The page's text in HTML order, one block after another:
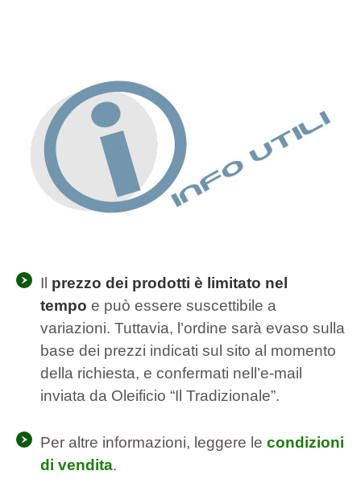
Il prezzo dei prodotti è limitato nel
tempo e può essere suscettibile a
variazioni. Tuttavia, l’ordine sarà evaso sulla
base dei prezzi indicati sul sito al momento
della richiesta, e confermati nell’e-mail
inviata da Oleificio “Il Tradizionale”.
Per altre informazioni, leggere le condizioni
di vendita.